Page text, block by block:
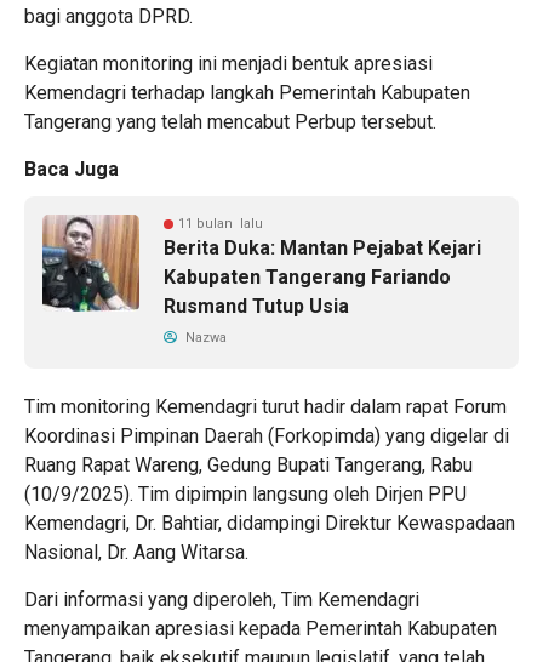
bagi anggota DPRD.
Kegiatan monitoring ini menjadi bentuk apresiasi
Kemendagri terhadap langkah Pemerintah Kabupaten
Tangerang yang telah mencabut Perbup tersebut.
Baca Juga
11 bulan lalu
Berita Duka: Mantan Pejabat Kejari
Kabupaten Tangerang Fariando
Rusmand Tutup Usia
Nazwa
Tim monitoring Kemendagri turut hadir dalam rapat Forum
Koordinasi Pimpinan Daerah (Forkopimda) yang digelar di
Ruang Rapat Wareng, Gedung Bupati Tangerang, Rabu
(10/9/2025). Tim dipimpin langsung oleh Dirjen PPU
Kemendagri, Dr. Bahtiar, didampingi Direktur Kewaspadaan
Nasional, Dr. Aang Witarsa.
Dari informasi yang diperoleh, Tim Kemendagri
menyampaikan apresiasi kepada Pemerintah Kabupaten